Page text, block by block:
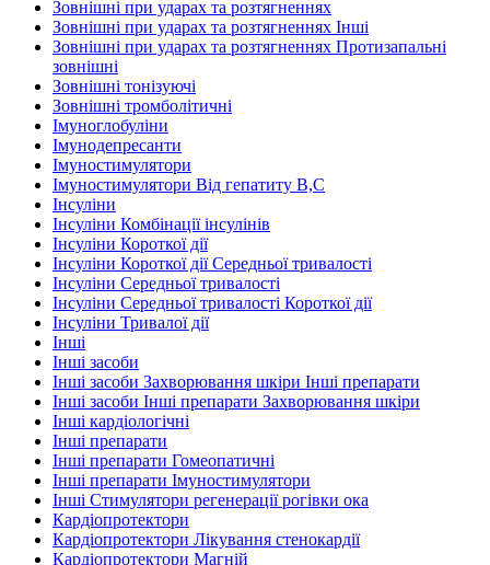
Зовнішні при ударах та розтягненнях
Зовнішні при ударах та розтягненнях Інші
Зовнішні при ударах та розтягненнях Протизапальні
зовнішні
Зовнішні тонізуючі
Зовнішні тромболітичні
Імуноглобуліни
Імунодепресанти
Імуностимулятори
Імуностимулятори Від гепатиту В,С
Інсуліни
Інсуліни Комбінації інсулінів
Інсуліни Короткої дії
Інсуліни Короткої дії Середньої тривалості
Інсуліни Середньої тривалості
Інсуліни Середньої тривалості Короткої дії
Інсуліни Тривалої дії
Інші
Інші засоби
Інші засоби Захворювання шкіри Інші препарати
Інші засоби Інші препарати Захворювання шкіри
Інші кардіологічні
Інші препарати
Інші препарати Гомеопатичні
Інші препарати Імуностимулятори
Інші Стимулятори регенерації рогівки ока
Кардіопротектори
Кардіопротектори Лікування стенокардії
Кардіопротектори Магній